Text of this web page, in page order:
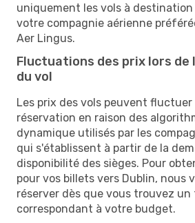
uniquement les vols à
votre compagnie aérienne
Aer Lingus.
Fluctuations des prix lors de
du vol
Les prix des vols peuvent fluctuer
réservation en raison des
dynamique utilisés par les
qui s'établissent à partir de la
disponibilité des sièges. Pour
pour vos billets vers Dublin, nous
réserver dès que vous trouvez
correspondant à votre budget.